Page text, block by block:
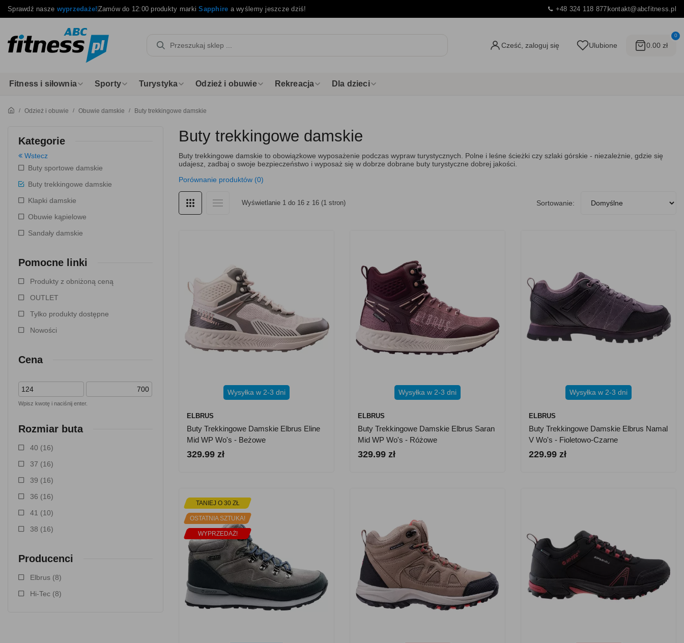
Sprawdź nasze wyprzedaże!Zamów do 12:00 produkty markiSapphire a wyślemy jeszcze dziś! +48 324 118 877kontakt@abcfitness.pl
Cześć, zaloguj się Ulubione
0
0.00 zł
Fitness i siłownia Sporty Turystyka Odzież i obuwie Rekreacja Dla dzieci
Odzież i obuwie Obuwie damskie Buty trekkingowe damskie
Kategorie
Wstecz
Buty sportowe damskie
Buty trekkingowe damskie
Klapki damskie
Obuwie kąpielowe
Sandały damskie
Pomocne linki
Produkty z obniżoną ceną
OUTLET
Tylko produkty dostępne
Nowości
Cena
Wpisz kwotę i naciśnij enter.
Rozmiar buta
40 (16)
37 (16)
39 (16)
36 (16)
41 (10)
38 (16)
Producenci
Elbrus (8)
Hi-Tec (8)
Buty trekkingowe damskie
Buty trekkingowe damskie to obowiązkowe wyposażenie podczas wypraw turystycznych. Polne i leśne ścieżki czy szlaki górskie - niezależnie, gdzie się
udajesz, zadbaj o swoje bezpieczeństwo i wyposaż się w dobrze dobrane buty turystyczne dobrej jakości.
Porównanie produktów (0)
Wyświetlanie 1 do 16 z 16 (1 stron) Sortowanie:
Wysyłka w 2-3 dni
ELBRUS
Buty Trekkingowe Damskie Elbrus Eline
Mid WP Wo's - Beżowe
329.99 zł
Wysyłka w 2-3 dni
ELBRUS
Buty Trekkingowe Damskie Elbrus Saran
Mid WP Wo's - Różowe
329.99 zł
Wysyłka w 2-3 dni
ELBRUS
Buty Trekkingowe Damskie Elbrus Namal
V Wo's - Fioletowo-Czarne
229.99 zł
TANIEJ O 30 ZŁ
OSTATNIA SZTUKA!
WYPRZEDAŻ!